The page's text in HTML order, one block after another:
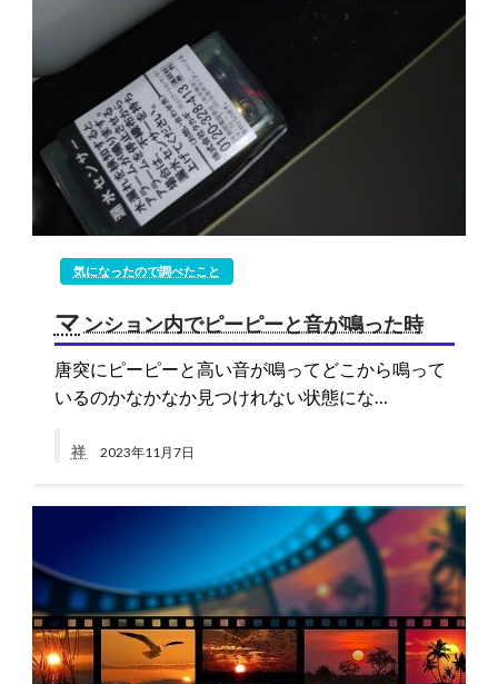
気になったので調べたこと
マ ンション内でピーピーと音が鳴った時
唐突にピーピーと高い音が鳴ってどこから鳴って
いるのかなかなか見つけれない状態にな…
祥 2023年11月7日